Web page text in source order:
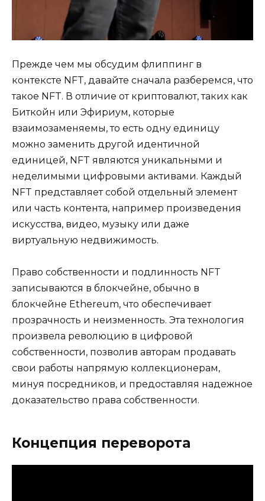
Прежде чем мы обсудим флиппинг в
контексте NFT, давайте сначала разберемся, что
такое NFT. В отличие от криптовалют, таких как
Биткойн или Эфириум, которые
взаимозаменяемы, то есть одну единицу
можно заменить другой идентичной
единицей, NFT являются уникальными и
неделимыми цифровыми активами. Каждый
NFT представляет собой отдельный элемент
или часть контента, например произведения
искусства, видео, музыку или даже
виртуальную недвижимость.
Право собственности и подлинность NFT
записываются в блокчейне, обычно в
блокчейне Ethereum, что обеспечивает
прозрачность и неизменность. Эта технология
произвела революцию в цифровой
собственности, позволив авторам продавать
свои работы напрямую коллекционерам,
минуя посредников, и предоставляя надежное
доказательство права собственности.
Концепция переворота